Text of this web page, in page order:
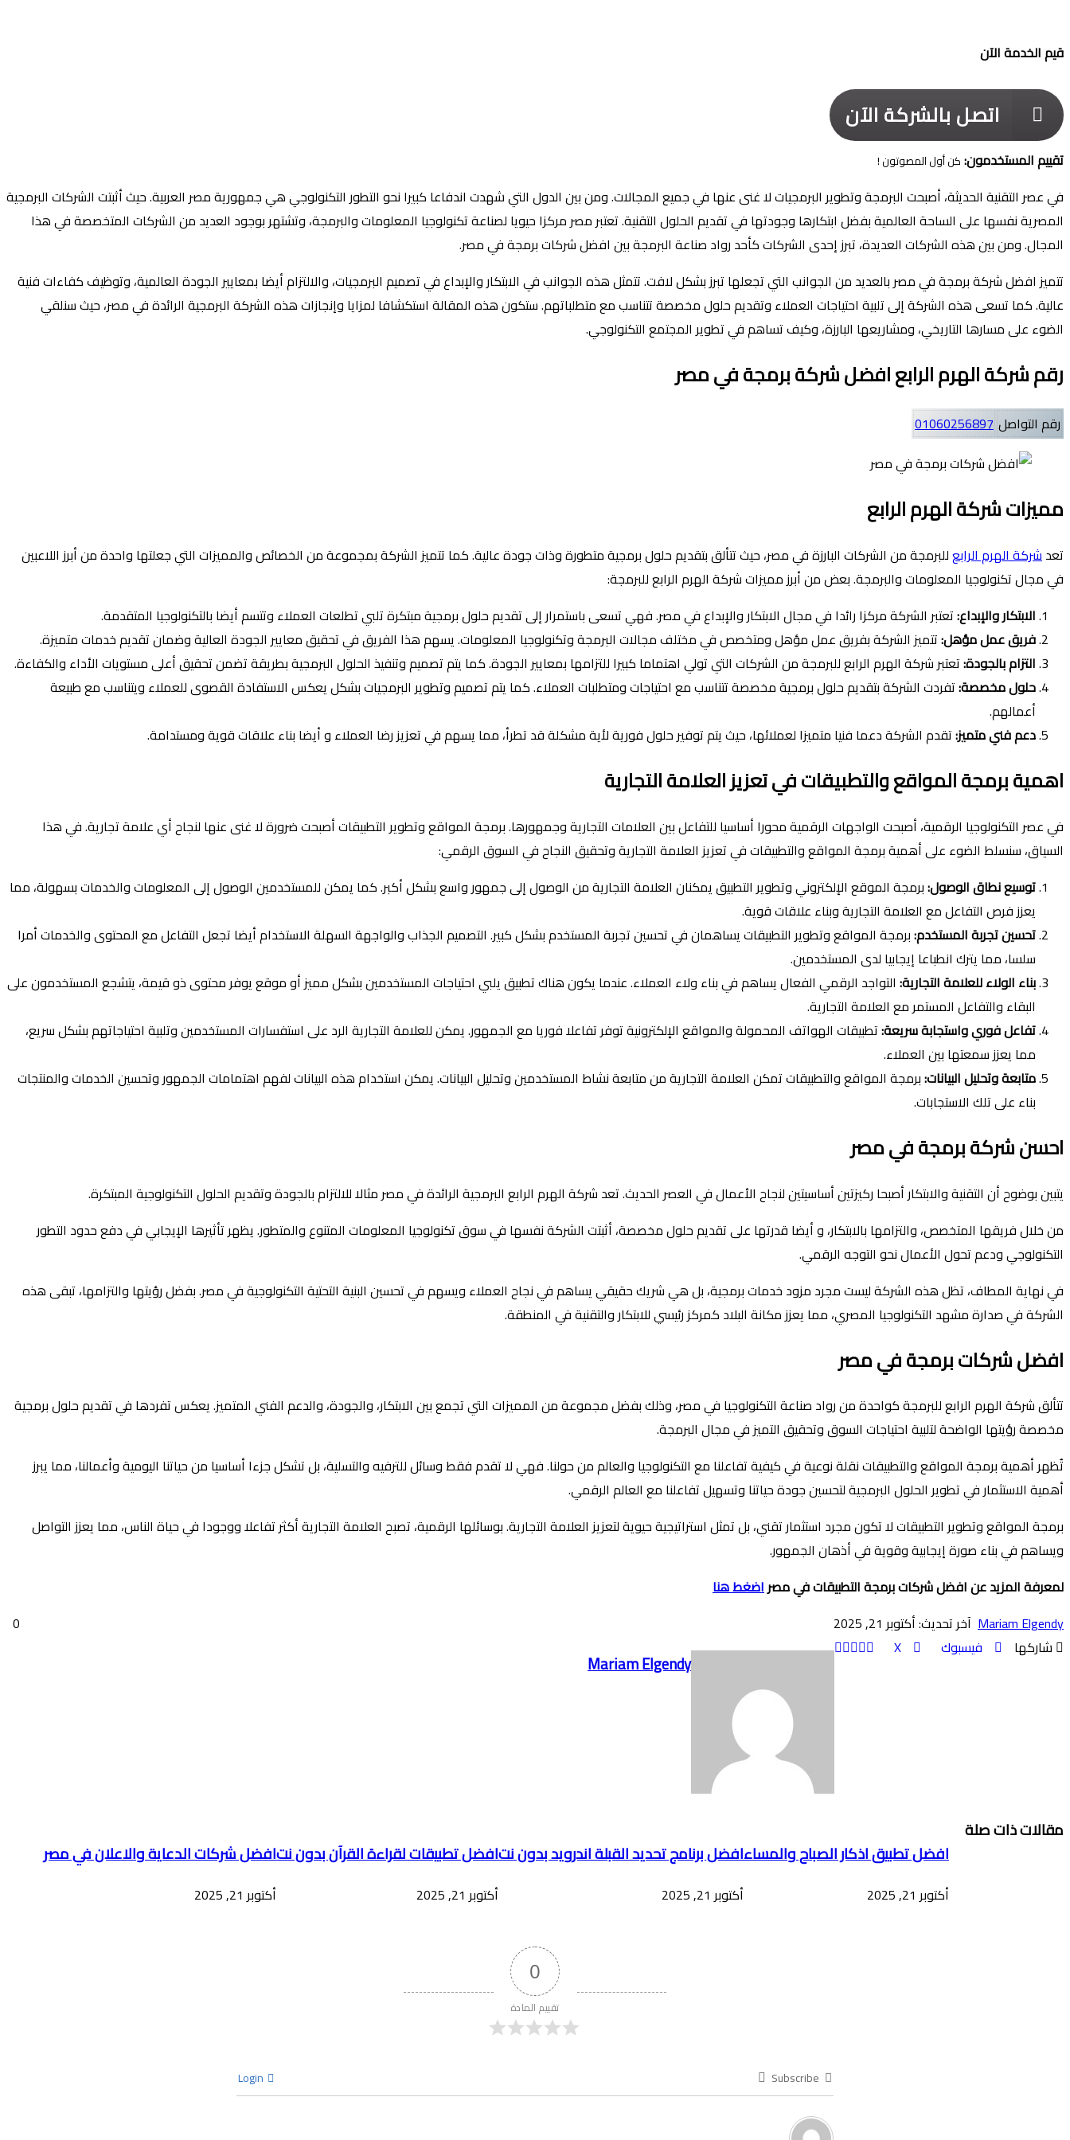
قيم الخدمة الآن
اتصل بالشركة الآن
تقييم المستخدمون: كن أول المصوتون !
في عصر التقنية الحديثة، أصبحت البرمجة وتطوير البرمجيات لا غنى عنها في جميع المجالات. ومن بين الدول التي شهدت اندفاعا كبيرا نحو التطور التكنولوجي هي جمهورية مصر العربية. حيث أثبتت الشركات البرمجية
المصرية نفسها على الساحة العالمية بفضل ابتكارها وجودتها في تقديم الحلول التقنية. تعتبر مصر مركزا حيويا لصناعة تكنولوجيا المعلومات والبرمجة، وتشتهر بوجود العديد من الشركات المتخصصة في هذا
المجال. ومن بين هذه الشركات العديدة، تبرز إحدى الشركات كأحد رواد صناعة البرمجة بين افضل شركات برمجة في مصر.
تتميز افضل شركة برمجة في مصر بالعديد من الجوانب التي تجعلها تبرز بشكل لافت. تتمثل هذه الجوانب في الابتكار والإبداع في تصميم البرمجيات، والالتزام أيضا بمعايير الجودة العالمية، وتوظيف كفاءات فنية
عالية. كما تسعى هذه الشركة إلى تلبية احتياجات العملاء وتقديم حلول مخصصة تتناسب مع متطلباتهم. ستكون هذه المقالة استكشافا لمزايا وإنجازات هذه الشركة البرمجية الرائدة في مصر، حيث سنلقي
الضوء على مسارها التاريخي، ومشاريعها البارزة، وكيف تساهم في تطوير المجتمع التكنولوجي.
رقم شركة الهرم الرابع افضل شركة برمجة في مصر
رقم التواصل 01060256897
مميزات شركة الهرم الرابع
تعدشركة الهرم الرابعللبرمجة من الشركات البارزة في مصر، حيث تتألق بتقديم حلول برمجية متطورة وذات جودة عالية. كما تتميز الشركة بمجموعة من الخصائص والمميزات التي جعلتها واحدة من أبرز اللاعبين
في مجال تكنولوجيا المعلومات والبرمجة. بعض من أبرز مميزات شركة الهرم الرابع للبرمجة:
الابتكار والإبداع:تعتبر الشركة مركزا رائدا في مجال الابتكار والإبداع في مصر. فهي تسعى باستمرار إلى تقديم حلول برمجية مبتكرة تلبي تطلعات العملاء وتتسم أيضا بالتكنولوجيا المتقدمة.
فريق عمل مؤهل:تتميز الشركة بفريق عمل مؤهل ومتخصص في مختلف مجالات البرمجة وتكنولوجيا المعلومات. يسهم هذا الفريق في تحقيق معايير الجودة العالية وضمان تقديم خدمات متميزة.
التزام بالجودة:تعتبر شركة الهرم الرابع للبرمجة من الشركات التي تولي اهتماما كبيرا للتزامها بمعايير الجودة. كما يتم تصميم وتنفيذ الحلول البرمجية بطريقة تضمن تحقيق أعلى مستويات الأداء والكفاءة.
حلول مخصصة:تفردت الشركة بتقديم حلول برمجية مخصصة تتناسب مع احتياجات ومتطلبات العملاء. كما يتم تصميم وتطوير البرمجيات بشكل يعكس الاستفادة القصوى للعملاء ويتناسب مع طبيعة
أعمالهم.
دعم فني متميز:تقدم الشركة دعما فنيا متميزا لعملائها، حيث يتم توفير حلول فورية لأية مشكلة قد تطرأ، مما يسهم في تعزيز رضا العملاء و أيضا بناء علاقات قوية ومستدامة.
اهمية برمجة المواقع والتطبيقات في تعزيز العلامة التجارية
في عصر التكنولوجيا الرقمية، أصبحت الواجهات الرقمية محورا أساسيا للتفاعل بين العلامات التجارية وجمهورها. برمجة المواقع وتطوير التطبيقات أصبحت ضرورة لا غنى عنها لنجاح أي علامة تجارية. في هذا
السياق، سنسلط الضوء على أهمية برمجة المواقع والتطبيقات في تعزيز العلامة التجارية وتحقيق النجاح في السوق الرقمي:
توسيع نطاق الوصول:برمجة الموقع الإلكتروني وتطوير التطبيق يمكنان العلامة التجارية من الوصول إلى جمهور واسع بشكل أكبر. كما يمكن للمستخدمين الوصول إلى المعلومات والخدمات بسهولة، مما
يعزز فرص التفاعل مع العلامة التجارية وبناء علاقات قوية.
تحسين تجربة المستخدم:برمجة المواقع وتطوير التطبيقات يساهمان في تحسين تجربة المستخدم بشكل كبير. التصميم الجذاب والواجهة السهلة الاستخدام أيضا تجعل التفاعل مع المحتوى والخدمات أمرا
سلسا، مما يترك انطباعا إيجابيا لدى المستخدمين.
بناء الولاء للعلامة التجارية: التواجد الرقمي الفعال يساهم في بناء ولاء العملاء. عندما يكون هناك تطبيق يلبي احتياجات المستخدمين بشكل مميز أو موقع يوفر محتوى ذو قيمة، يتشجع المستخدمون على
البقاء والتفاعل المستمر مع العلامة التجارية.
تفاعل فوري واستجابة سريعة:تطبيقات الهواتف المحمولة والمواقع الإلكترونية توفر تفاعلا فوريا مع الجمهور. يمكن للعلامة التجارية الرد على استفسارات المستخدمين وتلبية احتياجاتهم بشكل سريع،
مما يعزز سمعتها بين العملاء.
متابعة وتحليل البيانات:برمجة المواقع والتطبيقات تمكن العلامة التجارية من متابعة نشاط المستخدمين وتحليل البيانات. يمكن استخدام هذه البيانات لفهم اهتمامات الجمهور وتحسين الخدمات والمنتجات
بناء على تلك الاستجابات.
احسن شركة برمجة في مصر
يتبين بوضوح أن التقنية والابتكار أصبحا ركيزتين أساسيتين لنجاح الأعمال في العصر الحديث. تعد شركة الهرم الرابع البرمجية الرائدة في مصر مثالا للالتزام بالجودة وتقديم الحلول التكنولوجية المبتكرة.
من خلال فريقها المتخصص، والتزامها بالابتكار، و أيضا قدرتها على تقديم حلول مخصصة، أثبتت الشركة نفسها في سوق تكنولوجيا المعلومات المتنوع والمتطور. يظهر تأثيرها الإيجابي في دفع حدود التطور
التكنولوجي ودعم تحول الأعمال نحو التوجه الرقمي.
في نهاية المطاف، تظل هذه الشركة ليست مجرد مزود خدمات برمجية، بل هي شريك حقيقي يساهم في نجاح العملاء ويسهم في تحسين البنية التحتية التكنولوجية في مصر. بفضل رؤيتها والتزامها، تبقى هذه
الشركة في صدارة مشهد التكنولوجيا المصري، مما يعزز مكانة البلاد كمركز رئيسي للابتكار والتقنية في المنطقة.
افضل شركات برمجة في مصر
تتألق شركة الهرم الرابع للبرمجة كواحدة من رواد صناعة التكنولوجيا في مصر، وذلك بفضل مجموعة من المميزات التي تجمع بين الابتكار، والجودة، والدعم الفني المتميز. يعكس تفردها في تقديم حلول برمجية
مخصصة رؤيتها الواضحة لتلبية احتياجات السوق وتحقيق التميز في مجال البرمجة.
تُظهر أهمية برمجة المواقع والتطبيقات نقلة نوعية في كيفية تفاعلنا مع التكنولوجيا والعالم من حولنا. فهي لا تقدم فقط وسائل للترفيه والتسلية، بل تشكل جزءا أساسيا من حياتنا اليومية وأعمالنا، مما يبرز
أهمية الاستثمار في تطوير الحلول البرمجية لتحسين جودة حياتنا وتسهيل تفاعلنا مع العالم الرقمي.
برمجة المواقع وتطوير التطبيقات لا تكون مجرد استثمار تقني، بل تمثل استراتيجية حيوية لتعزيز العلامة التجارية. بوسائلها الرقمية، تصبح العلامة التجارية أكثر تفاعلا ووجودا في حياة الناس، مما يعزز التواصل
ويساهم في بناء صورة إيجابية وقوية في أذهان الجمهور.
لمعرفة المزيد عن افضل شركات برمجة التطبيقات في مصراضغط هنا
Mariam Elgendy آخر تحديث: أكتوبر 21, 2025
0
شاركها
فيسبوك ‫X ماسنجر
ماسنجر
واتساب
تيلقرام
طباعة
Mariam Elgendy
مقالات ذات صلة
افضل تطبيق اذكار الصباح والمساء
أكتوبر 21, 2025
افضل برنامج تحديد القبلة اندرويد بدون نت
أكتوبر 21, 2025
افضل تطبيقات لقراءة القرآن بدون نت
أكتوبر 21, 2025
افضل شركات الدعاية والاعلان في مصر
أكتوبر 21, 2025
0
تقييم المادة
Subscribe